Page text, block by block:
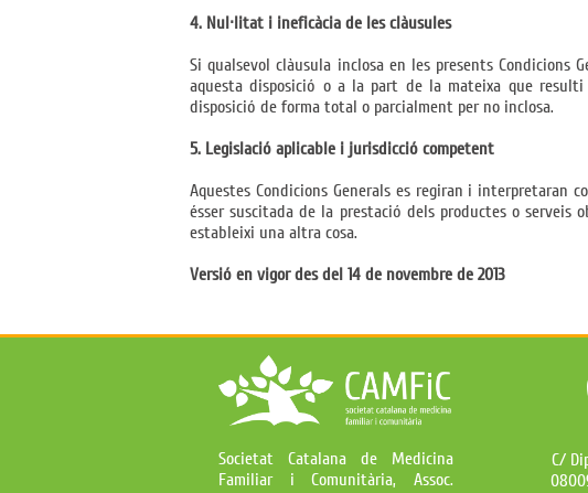
4. Nul·litat i ineficàcia de les clàusules
Si qualsevol clàusula inclosa en les presents
aquesta disposició o a la part de la mateixa que
disposició de forma total o parcialment per no inclosa.
5. Legislació aplicable i jurisdicció competent
Aquestes Condicions Generals es regiran i interpretaran
ésser suscitada de la prestació dels productes o
estableixi una altra cosa.
Versió en vigor des del 14 de novembre de 2013
Societat Catalana de Medicina
Familiar i Comunitària, Assoc.
C/